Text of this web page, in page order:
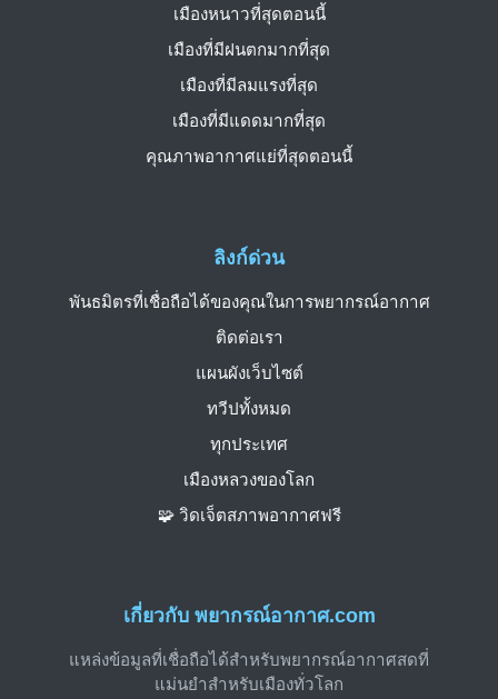
เกี่ยวกับ พยากรณ์อากาศ.com
แหล่งข้อมูลที่เชื่อถือได้สำหรับพยากรณ์อากาศสดที่
แม่นยำสำหรับเมืองทั่วโลก
ลิงก์ด่วน
พันธมิตรที่เชื่อถือได้ของคุณในการพยากรณ์อากาศ
ติดต่อเรา
แผนผังเว็บไซต์
ทวีปทั้งหมด
ทุกประเทศ
เมืองหลวงของโลก
🧩 วิดเจ็ตสภาพอากาศฟรี
เมืองหนาวที่สุดตอนนี้
เมืองที่มีฝนตกมากที่สุด
เมืองที่มีลมแรงที่สุด
เมืองที่มีแดดมากที่สุด
คุณภาพอากาศแย่ที่สุดตอนนี้